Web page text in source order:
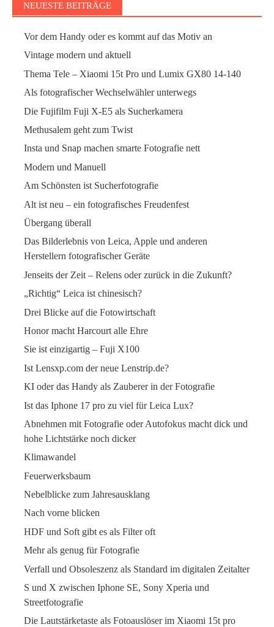
NEUESTE BEITRÄGE
Vor dem Handy oder es kommt auf das Motiv an
Vintage modern und aktuell
Thema Tele – Xiaomi 15t Pro und Lumix GX80 14-140
Als fotografischer Wechselwähler unterwegs
Die Fujifilm Fuji X-E5 als Sucherkamera
Methusalem geht zum Twist
Insta und Snap machen smarte Fotografie nett
Modern und Manuell
Am Schönsten ist Sucherfotografie
Alt ist neu – ein fotografisches Freudenfest
Übergang überall
Das Bilderlebnis von Leica, Apple und anderen
Herstellern fotografischer Geräte
Jenseits der Zeit – Relens oder zurück in die Zukunft?
„Richtig“ Leica ist chinesisch?
Drei Blicke auf die Fotowirtschaft
Honor macht Harcourt alle Ehre
Sie ist einzigartig – Fuji X100
Ist Lensxp.com der neue Lenstrip.de?
KI oder das Handy als Zauberer in der Fotografie
Ist das Iphone 17 pro zu viel für Leica Lux?
Abnehmen mit Fotografie oder Autofokus macht dick und
hohe Lichtstärke noch dicker
Klimawandel
Feuerwerksbaum
Nebelblicke zum Jahresausklang
Nach vorne blicken
HDF und Soft gibt es als Filter oft
Mehr als genug für Fotografie
Verfall und Obsoleszenz als Standard im digitalen Zeitalter
S und X zwischen Iphone SE, Sony Xperia und
Streetfotografie
Die Lautstärketaste als Fotoauslöser im Xiaomi 15t pro